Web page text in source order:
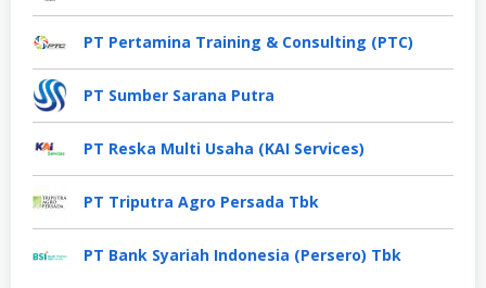
PT Pertamina Training & Consulting (PTC)
PT Sumber Sarana Putra
PT Reska Multi Usaha (KAI Services)
PT Triputra Agro Persada Tbk
PT Bank Syariah Indonesia (Persero) Tbk